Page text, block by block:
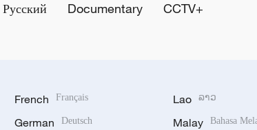
Русский Documentary CCTV+
French Français
German Deutsch
Lao ລາວ
Malay Bahasa